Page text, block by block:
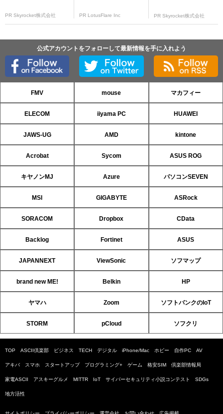
PR Skyrocket株式会社 PR LotusFlare Inc PR Skyrocket株式会社
公式アカウントをフォローして最新情報を手に入れよう
FMV mouse マカフィー
ELECOM iiyama PC HUAWEI
JAWS-UG AMD kintone
Acrobat Sycom ASUS ROG
キヤノンMJ Azure パソコンSEVEN
MSI GIGABYTE ASRock
SORACOM Dropbox CData
Backlog Fortinet ASUS
JAPANNEXT ViewSonic ソフマップ
brand new ME! Belkin HP
ヤマハ Zoom ソフトバンクのIoT
STORM pCloud ソフクリ
TOP ASCII倶楽部 ビジネス TECH デジタル iPhone/Mac ホビー 自作PC AV
アキバ スマホ スタートアップ プログラミング+ ゲーム 格安SIM 倶楽部情報局
家電ASCII アスキーグルメ MITTR IoT サイバーセキュリティ小説コンテスト SDGs
地方活性